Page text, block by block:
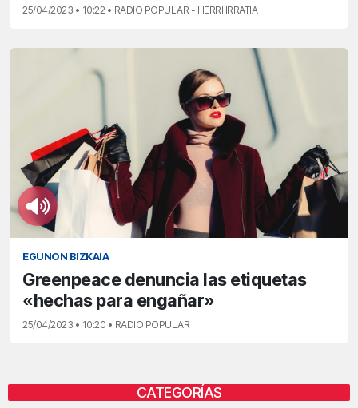
25/04/2023 • 10:22 • RADIO POPULAR - HERRI IRRATIA
EGUNON BIZKAIA
Greenpeace denuncia las etiquetas
«hechas para engañar»
25/04/2023 • 10:20 • RADIO POPULAR
CATEGORÍAS